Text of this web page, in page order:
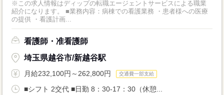
※この求人情報はディップの転職エージェントサービスによる職業
紹介になります。 ■業務内容：病棟での看護業務 ・患者様への医療
の提供 ・看護計画...
看護師・准看護師
埼玉県越谷市/新越谷駅
月給232,100円～262,800円 交通費一部支給
■シフト 2交代 ■日勤 8：30-17：30（休憩...